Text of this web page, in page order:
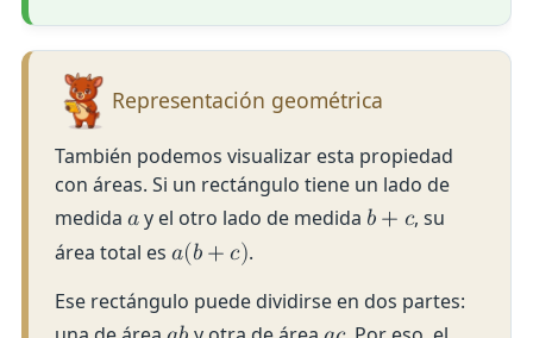
Representación geométrica
También podemos visualizar esta propiedad
con áreas. Si un rectángulo tiene un lado de
medida 𝑎y el otro lado de medida 𝑏+ 𝑐, su
área total es 𝑎(𝑏+𝑐).
Ese rectángulo puede dividirse en dos partes: